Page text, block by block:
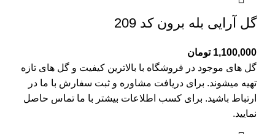
گل آرایی بله برون کد 209
1,100,000 تومان
گل های موجود در فروشگاه با بالاترین کیفیت و گل های تازه
تهیه میشوند. برای دریافت مشاوره و ثبت سفارش با ما در
ارتباط باشید. برای کسب اطلاعات بیشتر با ما تماس حاصل
نمایید.